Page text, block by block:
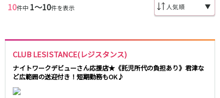
10件中 1〜10件を表示 ▼
CLUB LESISTANCE(レジスタンス)
ナイトワークデビューさん応援店★《託児所代の負担あり》君津な
ど広範囲の送迎付き！短期勤務もOK♪
五反田
八王子
練馬
六本木
品川・大井町・大森
秋葉原
中野
恵比寿
葛西
東新宿駅
両国駅
東中野駅
飯田橋駅